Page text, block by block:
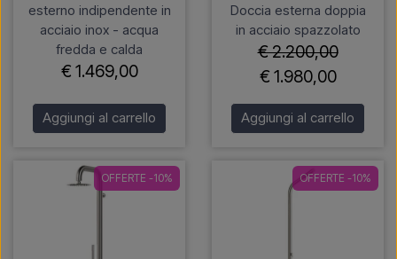
esterno indipendente in
acciaio inox - acqua
fredda e calda
€ 1.469,00
Aggiungi al carrello
Doccia esterna doppia
in acciaio spazzolato
€ 2.200,00
€ 1.980,00
Aggiungi al carrello
OFFERTE -10% OFFERTE -10%